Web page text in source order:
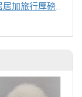
居居加旅行厚磅浴巾